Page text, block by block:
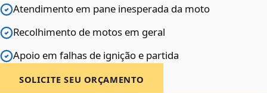
Atendimento em pane inesperada da moto
Recolhimento de motos em geral
Apoio em falhas de ignição e partida
SOLICITE SEU ORÇAMENTO